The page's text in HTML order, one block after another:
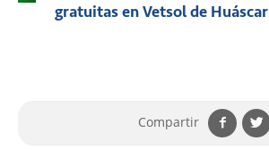
gratuitas en Vetsol de Huáscar
Compartir